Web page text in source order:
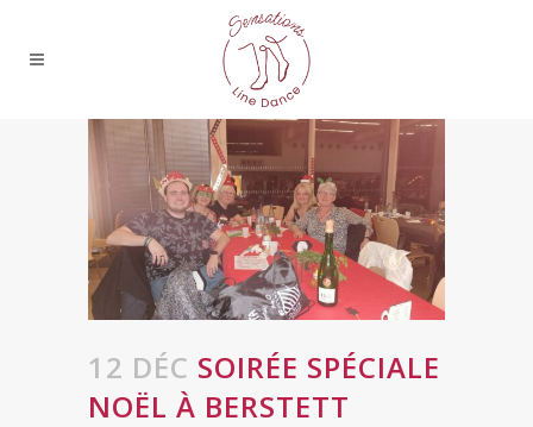
12 DÉC SOIRÉE SPÉCIALE
NOËL À BERSTETT